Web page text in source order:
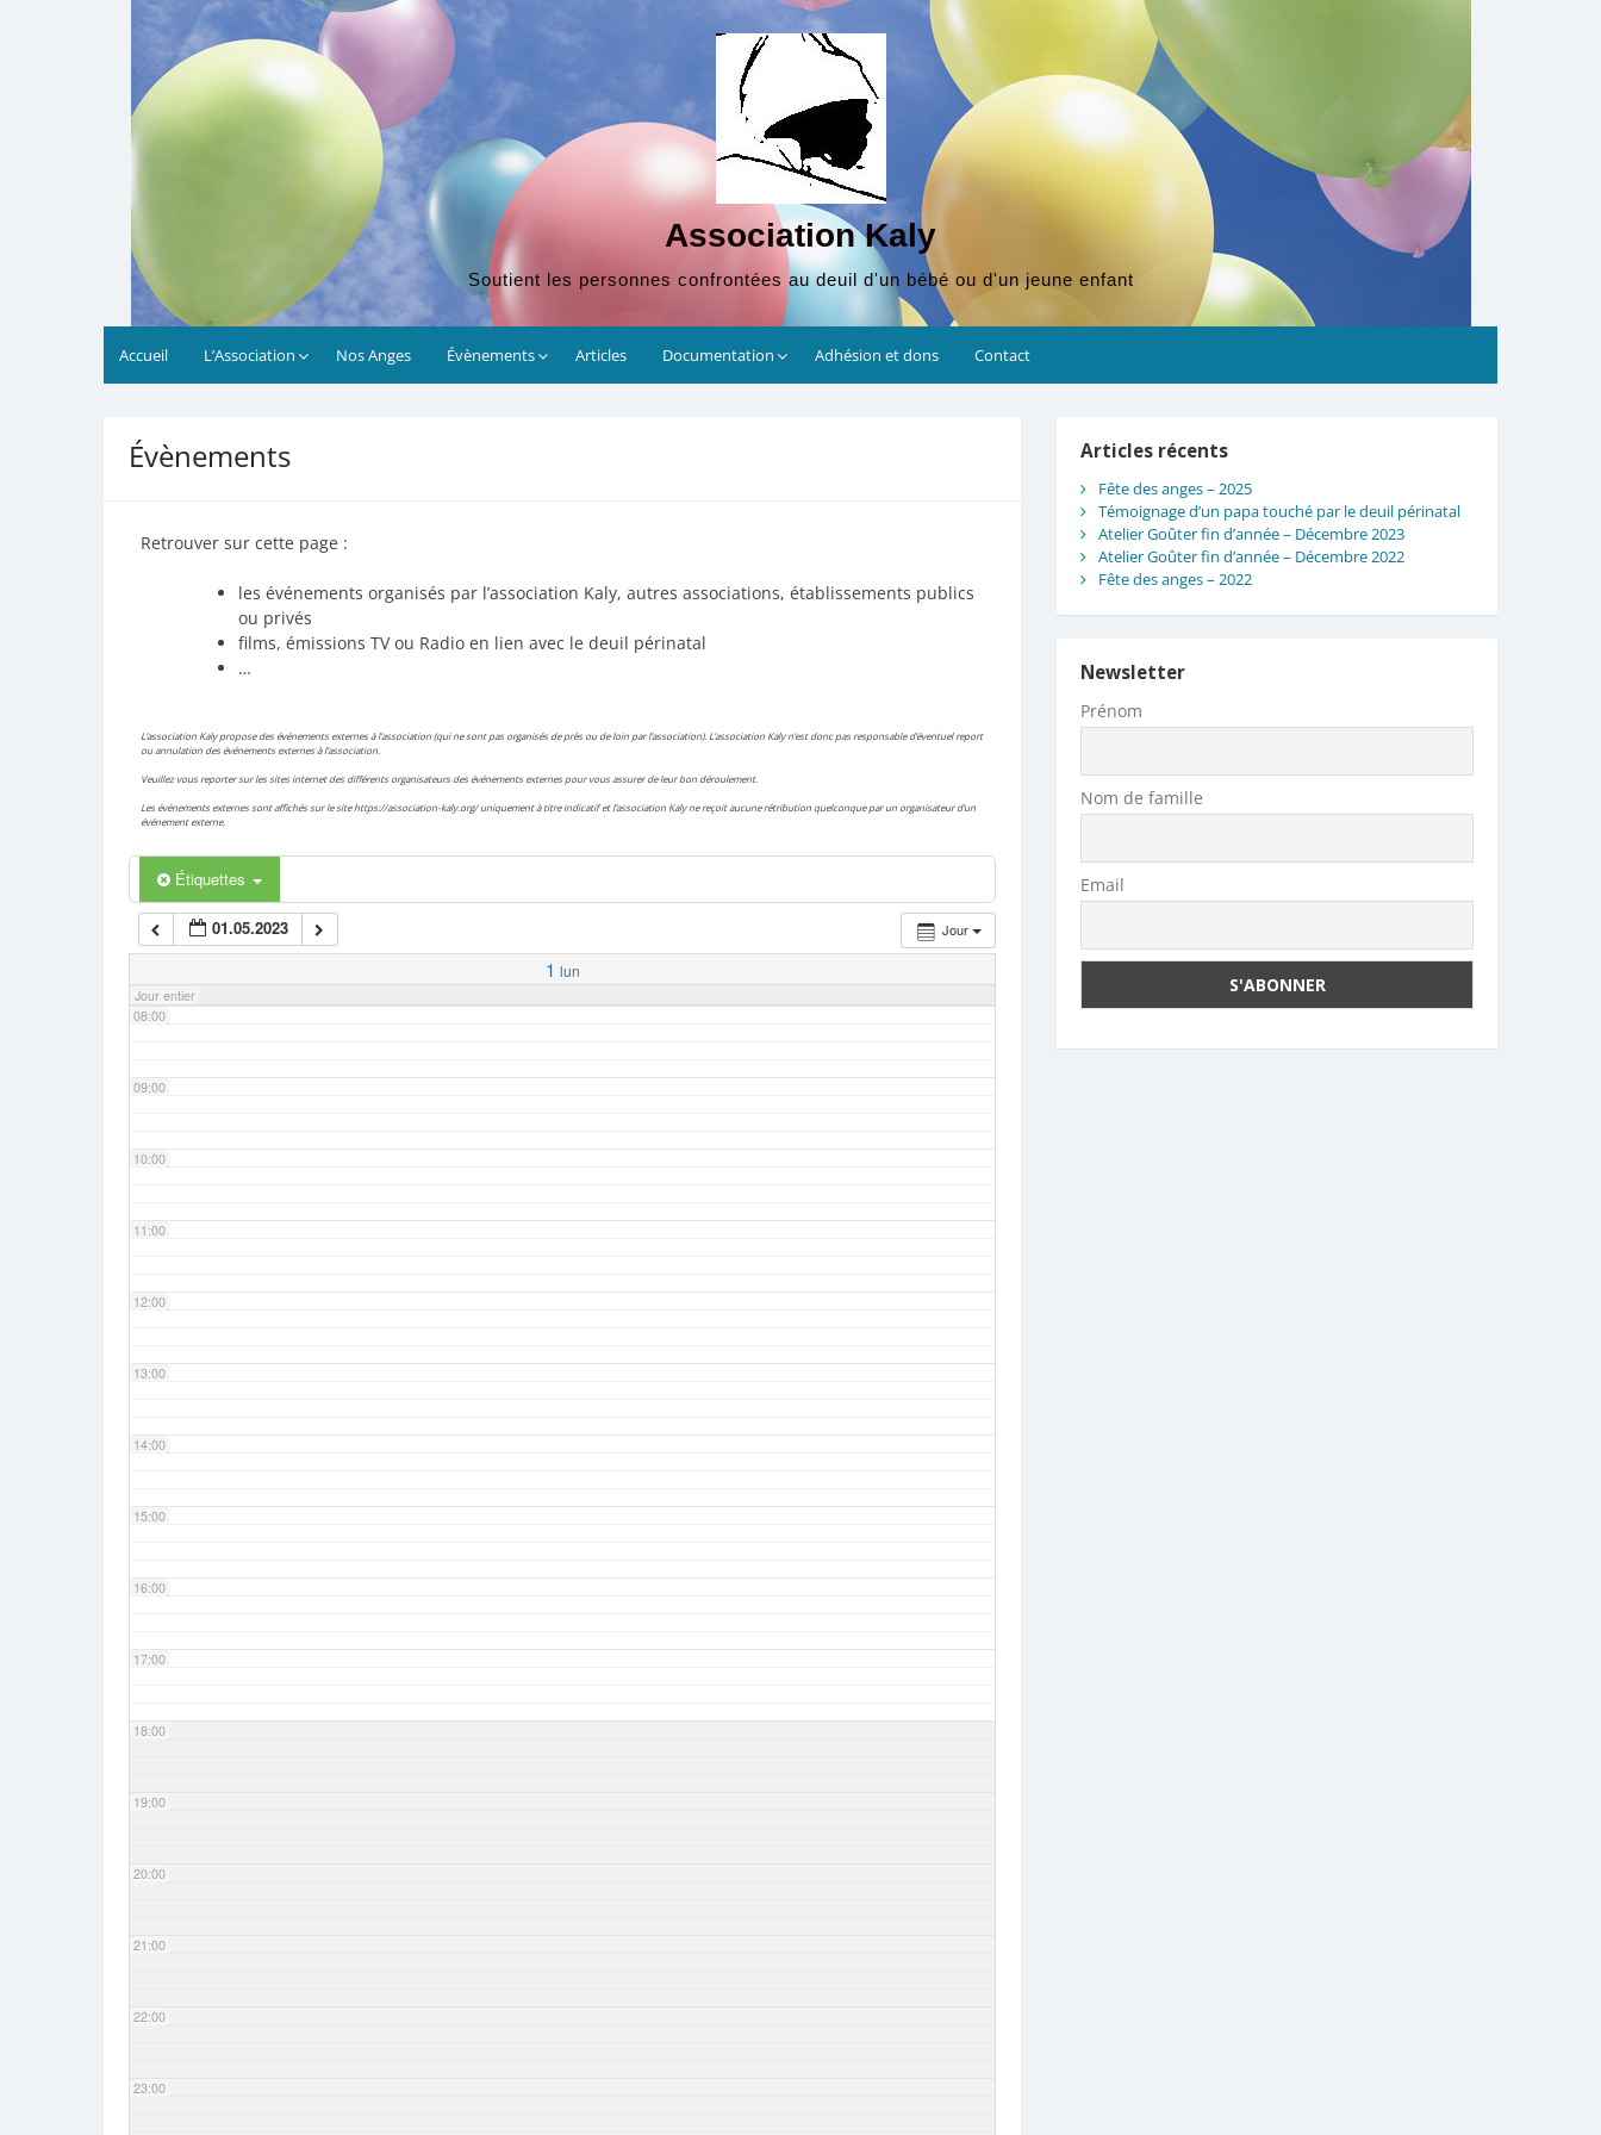
Association Kaly
Soutient les personnes confrontées au deuil d'un bébé ou d'un jeune enfant
Accueil L’Association Nos Anges Évènements Articles Documentation Adhésion et dons Contact
Évènements
Retrouver sur cette page :
les événements organisés par l’association Kaly, autres associations, établissements publics
ou privés
films, émissions TV ou Radio en lien avec le deuil périnatal
…
L’association Kaly propose des événements externes à l’association (qui ne sont pas organisés de près ou de loin par l’association). L’association Kaly n’est donc pas responsable d’éventuel report
ou annulation des événements externes à l’association.
Veuillez vous reporter sur les sites internet des différents organisateurs des événements externes pour vous assurer de leur bon déroulement.
Les événements externes sont affichés sur le site https://association-kaly.org/ uniquement à titre indicatif et l’association Kaly ne reçoit aucune rétribution quelconque par un organisateur d’un
événement externe.
Étiquettes
Jour
01.05.2023
1 lun
Jour entier
00:00
04:00
05:00
06:00
07:00
08:00
09:00
10:00
11:00
12:00
13:00
14:00
15:00
16:00
17:00
18:00
19:00
20:00
21:00
22:00
23:00
Articles récents
Fête des anges – 2025
Témoignage d’un papa touché par le deuil périnatal
Atelier Goûter fin d’année – Décembre 2023
Atelier Goûter fin d’année – Décembre 2022
Fête des anges – 2022
Newsletter
Prénom
Nom de famille
Email